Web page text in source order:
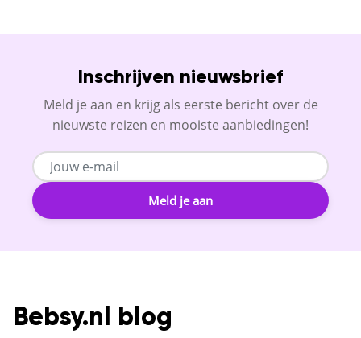
Inschrijven nieuwsbrief
Meld je aan en krijg als eerste bericht over de
nieuwste reizen en mooiste aanbiedingen!
Meld je aan
Bebsy.nl blog